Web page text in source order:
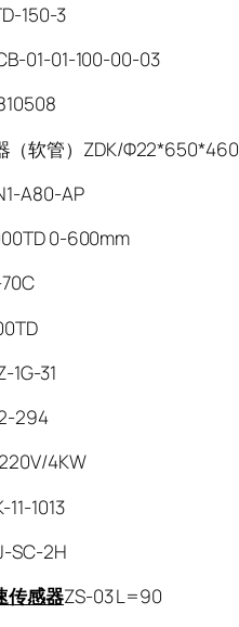
150-3
01-01-100-00-03
（软管）ZDK/Φ22*650*460
A80-AP
0-600mm
1G-31
294
4KW
1013
SC-2H
传感器ZS-03 L=90